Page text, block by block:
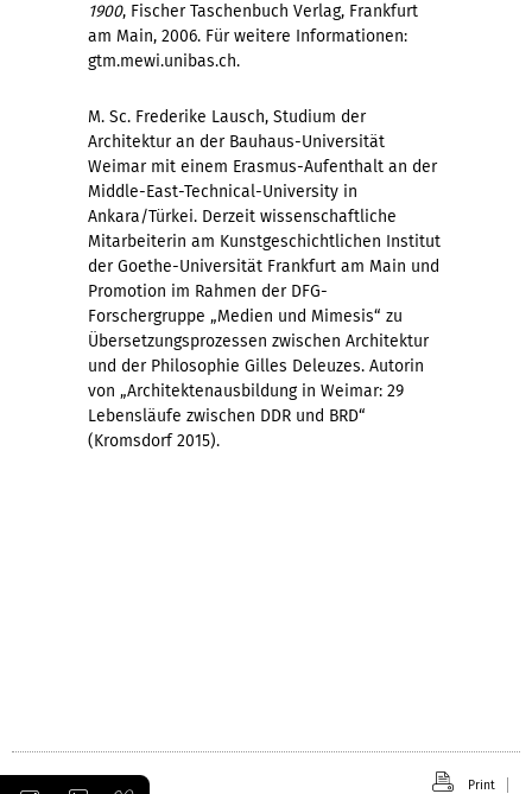
1900, Fischer Taschenbuch Verlag, Frankfurt
am Main, 2006. Für weitere Informationen:
gtm.mewi.unibas.ch.
M. Sc. Frederike Lausch, Studium der
Architektur an der Bauhaus-Universität
Weimar mit einem Erasmus-Aufenthalt an der
Middle-East-Technical-University in
Ankara/Türkei. Derzeit wissenschaftliche
Mitarbeiterin am Kunstgeschichtlichen Institut
der Goethe-Universität Frankfurt am Main und
Promotion im Rahmen der DFG-
Forschergruppe „Medien und Mimesis“ zu
Übersetzungsprozessen zwischen Architektur
und der Philosophie Gilles Deleuzes. Autorin
von „Architektenausbildung in Weimar: 29
Lebensläufe zwischen DDR und BRD“
(Kromsdorf 2015).
Print